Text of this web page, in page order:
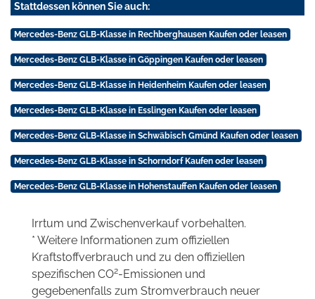
Stattdessen können Sie auch:
Mercedes-Benz GLB-Klasse in Rechberghausen Kaufen oder leasen
Mercedes-Benz GLB-Klasse in Göppingen Kaufen oder leasen
Mercedes-Benz GLB-Klasse in Heidenheim Kaufen oder leasen
Mercedes-Benz GLB-Klasse in Esslingen Kaufen oder leasen
Mercedes-Benz GLB-Klasse in Schwäbisch Gmünd Kaufen oder leasen
Mercedes-Benz GLB-Klasse in Schorndorf Kaufen oder leasen
Mercedes-Benz GLB-Klasse in Hohenstauffen Kaufen oder leasen
Irrtum und Zwischenverkauf vorbehalten.
* Weitere Informationen zum offiziellen
Kraftstoffverbrauch und zu den offiziellen
spezifischen CO2-Emissionen und
gegebenenfalls zum Stromverbrauch neuer